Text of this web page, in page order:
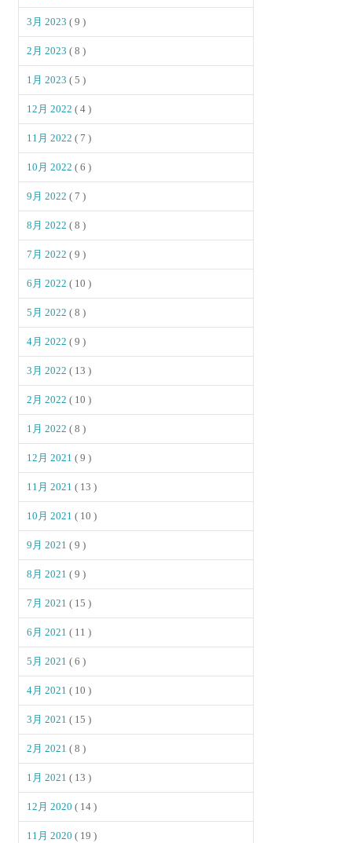
3月 2023( 9 )
2月 2023( 8 )
1月 2023( 5 )
12月 2022( 4 )
11月 2022( 7 )
10月 2022( 6 )
9月 2022( 7 )
8月 2022( 8 )
7月 2022( 9 )
6月 2022( 10 )
5月 2022( 8 )
4月 2022( 9 )
3月 2022( 13 )
2月 2022( 10 )
1月 2022( 8 )
12月 2021( 9 )
11月 2021( 13 )
10月 2021( 10 )
9月 2021( 9 )
8月 2021( 9 )
7月 2021( 15 )
6月 2021( 11 )
5月 2021( 6 )
4月 2021( 10 )
3月 2021( 15 )
2月 2021( 8 )
1月 2021( 13 )
12月 2020( 14 )
11月 2020( 19 )